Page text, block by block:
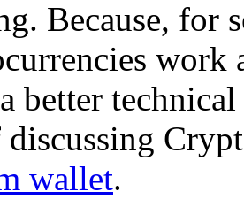
Because, for
work
better
wallet.